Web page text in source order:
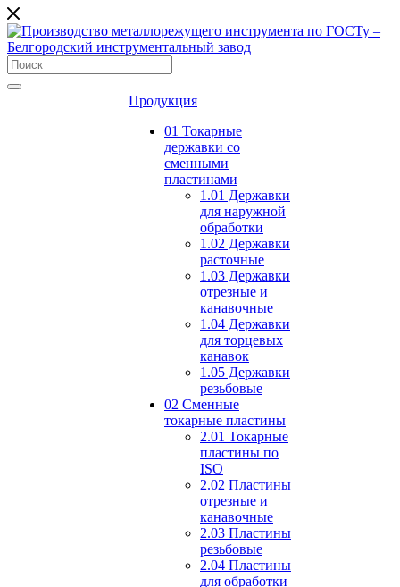
Продукция
01 Токарные
державки со
сменными
пластинами
1.01 Державки
для наружной
обработки
1.02 Державки
расточные
1.03 Державки
отрезные и
канавочные
1.04 Державки
для торцевых
канавок
1.05 Державки
резьбовые
02 Сменные
токарные пластины
2.01 Токарные
пластины по
ISO
2.02 Пластины
отрезные и
канавочные
2.03 Пластины
резьбовые
2.04 Пластины
для обработки